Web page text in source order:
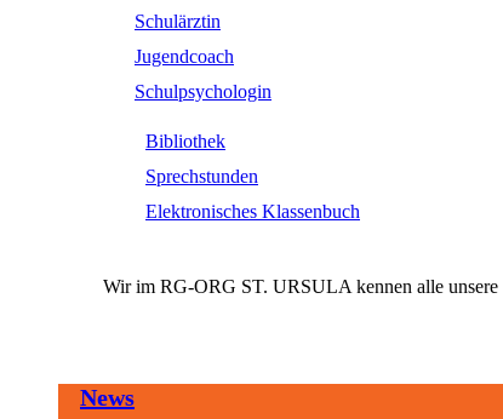
Schulärztin
Jugendcoach
Schulpsychologin
Bibliothek
Sprechstunden
Elektronisches Klassenbuch
Wir im RG-ORG ST. URSULA kennen alle unsere
News